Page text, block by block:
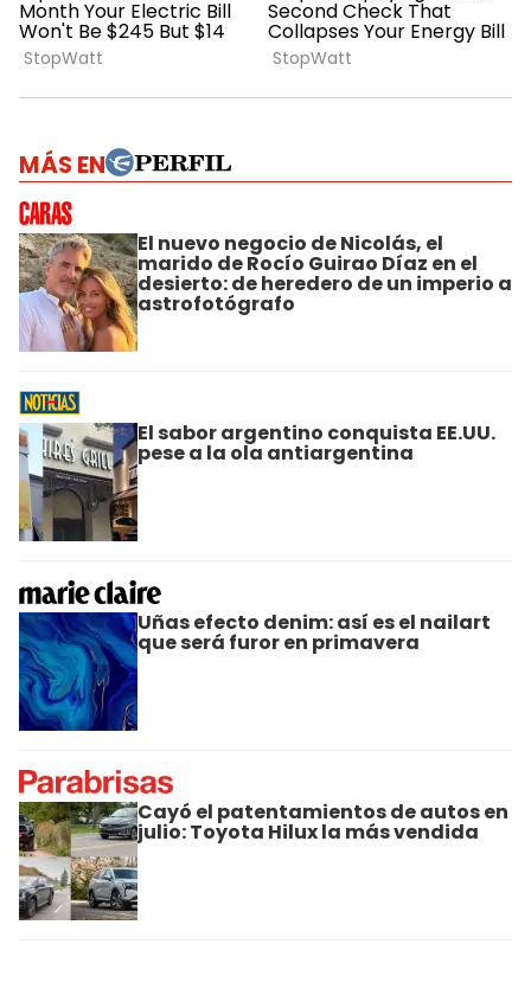
MÁS EN
El nuevo negocio de Nicolás, el
marido de Rocío Guirao Díaz en el
desierto: de heredero de un imperio a
astrofotógrafo
El sabor argentino conquista EE.UU.
pese a la ola antiargentina
Uñas efecto denim: así es el nailart
que será furor en primavera
Cayó el patentamientos de autos en
julio: Toyota Hilux la más vendida